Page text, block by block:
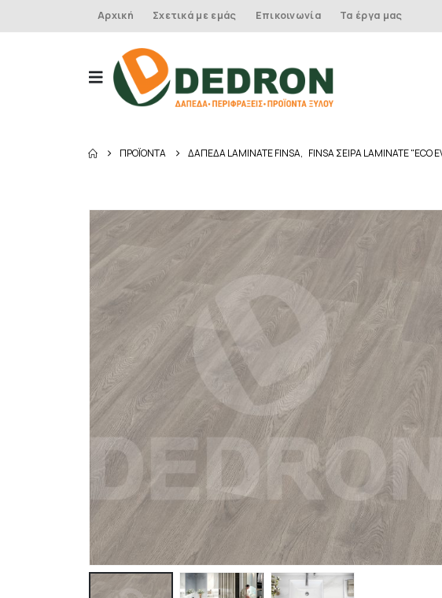
Αρχική Σχετικά με εμάς Επικοινωνία Τα έργα μας
ΠΡΟΪΌΝΤΑ ΔΑΠΕΔΑ LAMINATE FINSA, FINSA ΣΕΙΡΑ LAMINATE "ECO